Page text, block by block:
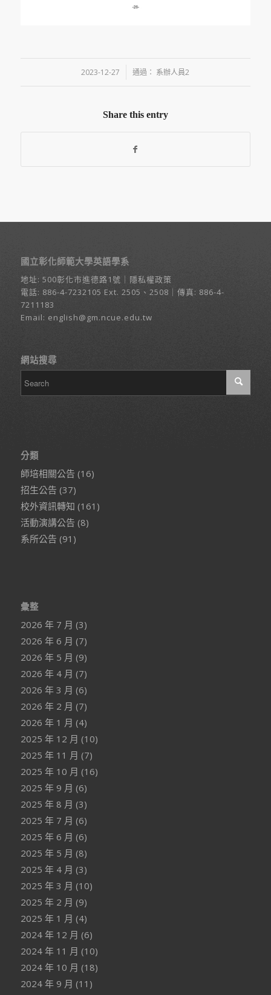
2023-12-27
/ 通過： 系辦人員2
Share this entry
國立彰化師範大學英語學系
地址: 500彰化市進德路1號 ｜ 隱私權政策
電話: 886-4-7232105 Ext. 2505、2508｜傳真: 886-4-
7211183
Email: english@gm.ncue.edu.tw
網站搜尋
分類
師培相關公告 (16)
招生公告 (37)
校外資訊轉知 (161)
活動演講公告 (8)
系所公告 (91)
彙整
2026 年 7 月 (3)
2026 年 6 月 (7)
2026 年 5 月 (9)
2026 年 4 月 (7)
2026 年 3 月 (6)
2026 年 2 月 (7)
2026 年 1 月 (4)
2025 年 12 月 (10)
2025 年 11 月 (7)
2025 年 10 月 (16)
2025 年 9 月 (6)
2025 年 8 月 (3)
2025 年 7 月 (6)
2025 年 6 月 (6)
2025 年 5 月 (8)
2025 年 4 月 (3)
2025 年 3 月 (10)
2025 年 2 月 (9)
2025 年 1 月 (4)
2024 年 12 月 (6)
2024 年 11 月 (10)
2024 年 10 月 (18)
2024 年 9 月 (11)